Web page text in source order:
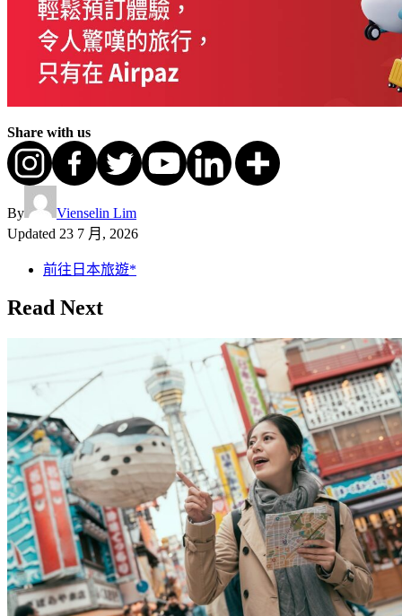
Share with us
By
Vienselin Lim
Updated 23 7 月, 2026
前往日本旅遊*
Read Next